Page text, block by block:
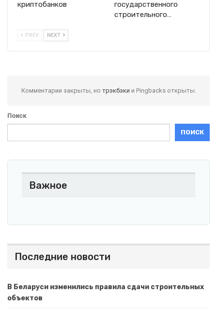
криптобанков
государственного
строительного…
PREV NEXT
Комментарии закрыты, но трэкбэки и Pingbacks открыты.
Поиск
ПОИСК
Важное
Последние новости
В Беларуси изменились правила сдачи строительных
объектов